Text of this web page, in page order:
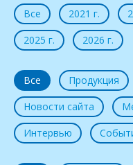
Все 2021 г.
2025 г.
2026 г.
Все Продукция
Новости сайта
Интервью